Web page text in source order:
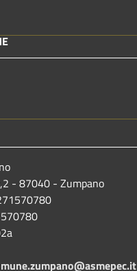
- 87040 - Zumpano